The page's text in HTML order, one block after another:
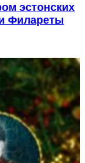
эстонских
Филареты